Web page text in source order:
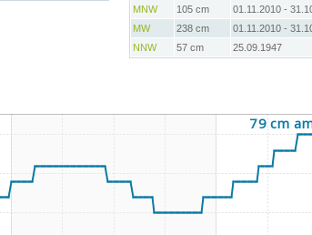
MNW
105 cm
01.11.2010 -
MW
238 cm
01.11.2010 -
NNW
57 cm 25.09.1947